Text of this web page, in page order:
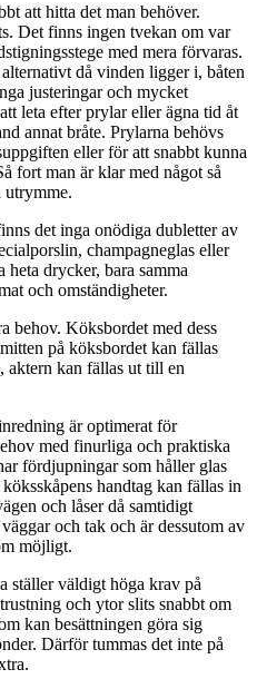
att hitta det man behöver.
Det finns ingen tvekan om var
med mera förvaras.
då vinden ligger i, båten
justeringar och mycket
leta efter prylar eller ägna tid åt
annat bråte. Prylarna behövs
eller för att snabbt kunna
fort man är klar med något så
utrymme.
det inga onödiga dubletter av
champagneglas eller
drycker, bara samma
och omständigheter.
behov. Köksbordet med dess
på köksbordet kan fällas
aktern kan fällas ut till en
är optimerat för
med finurliga och praktiska
fördjupningar som håller glas
handtag kan fällas in
och låser då samtidigt
och tak och är dessutom av
möjligt.
ställer väldigt höga krav på
och ytor slits snabbt om
kan besättningen göra sig
Därför tummas det inte på